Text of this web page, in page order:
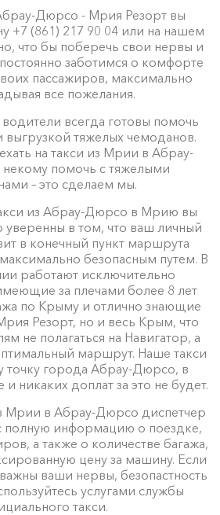
Дюрсо - Мрия Резорт вы
+7 (861) 217 90 04 или на нашем
что бы поберечь свои нервы и
заботимся о комфорте
пассажиров, максимально
все пожелания.
всегда готовы помочь
выгрузкой тяжелых чемоданов.
на такси из Мрии в Абрау-
помочь с тяжелыми
– это сделаем мы.
из Абрау-Дюрсо в Мрию вы
уверенны в том, что ваш личный
в конечный пункт маршрута
безопасным путем. В
работают исключительно
за плечами более 8 лет
по Крыму и отлично знающие
Резорт, но и весь Крым, что
не полагаться на Навигатор, а
маршрут. Наше такси
точку города Абрау-Дюрсо, в
никаких доплат за это не будет.
Мрии в Абрау-Дюрсо диспетчер
полную информацию о поездке,
а также о количестве багажа,
цену за машину. Если
ваши нервы, безопастность
услугами службы
такси.